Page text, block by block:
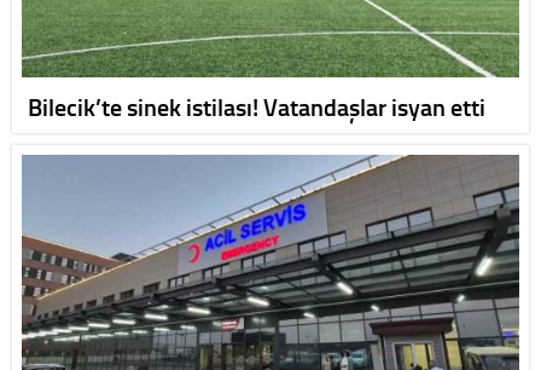
Bilecik’te sinek istilası! Vatandaşlar isyan etti